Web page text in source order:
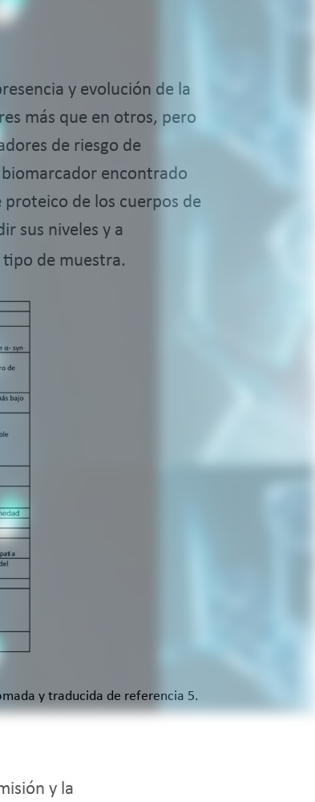
y evolución de la
más que en otros, pero
de riesgo de
biomarcador encontrado
de los cuerpos de
sus niveles y a
de muestra.
y traducida de referencia 5.
y la